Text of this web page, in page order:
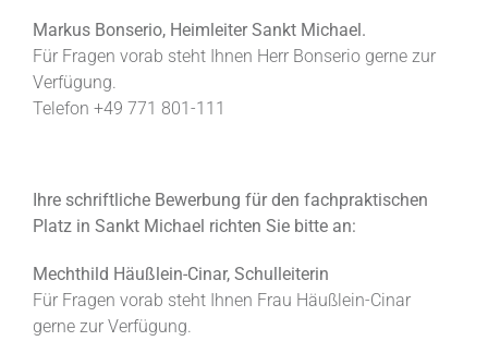
Markus Bonserio, Heimleiter Sankt Michael.
Für Fragen vorab steht Ihnen Herr Bonserio gerne zur
Verfügung.
Telefon +49 771 801-111
Ihre schriftliche Bewerbung für den fachpraktischen
Platz in Sankt Michael richten Sie bitte an:
Mechthild Häußlein-Cinar, Schulleiterin
Für Fragen vorab steht Ihnen Frau Häußlein-Cinar
gerne zur Verfügung.